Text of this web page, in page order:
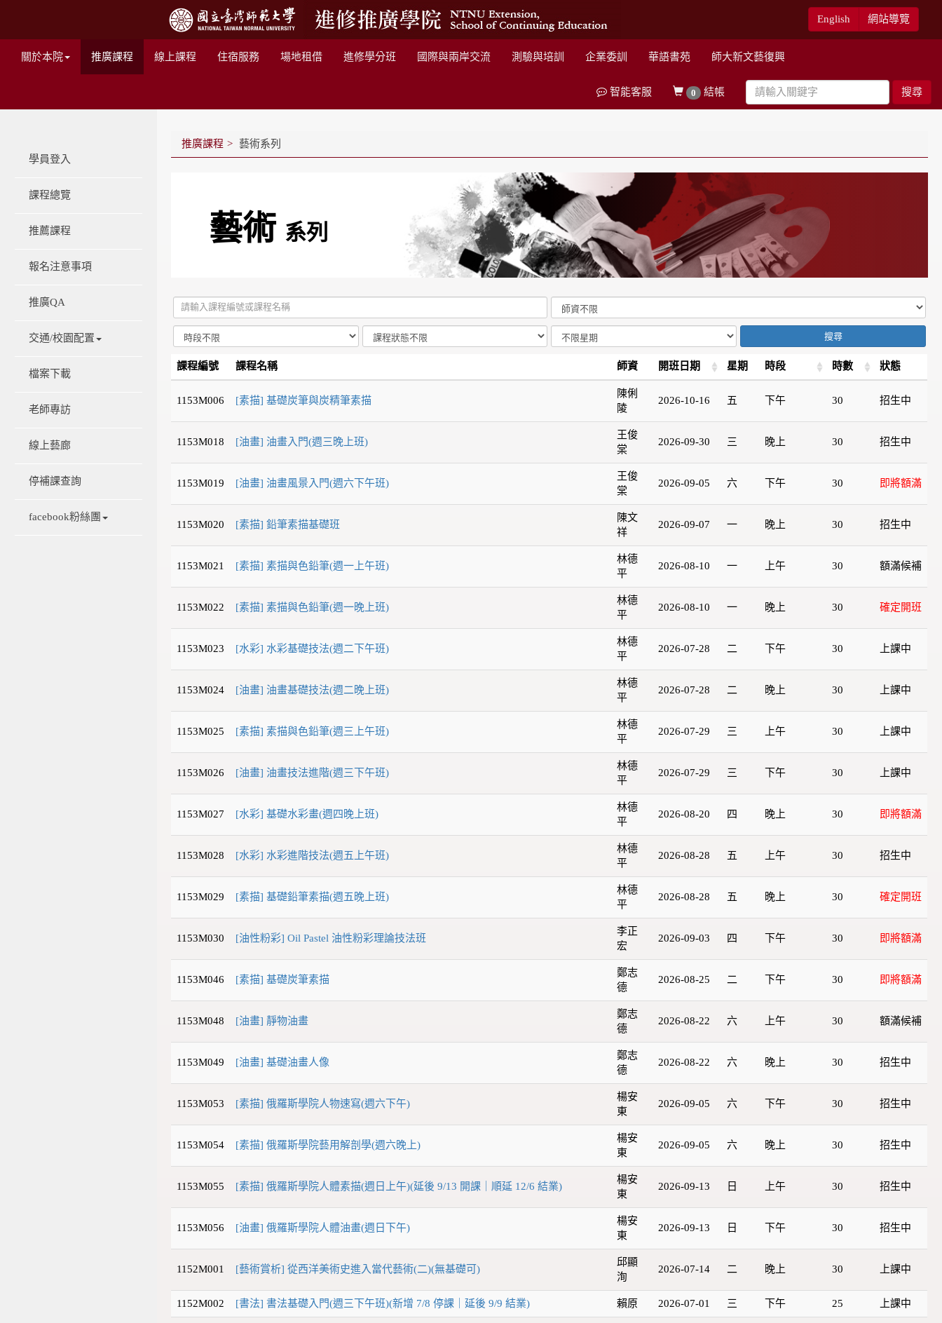
English 網站導覽
關於本院 推廣課程 線上課程 住宿服務 場地租借 進修學分班 國際與兩岸交流 測驗與培訓 企業委訓 華語書苑 師大新文藝復興
搜尋
0 結帳
智能客服
學員登入
課程總覽
推薦課程
報名注意事項
推廣QA
交通/校園配置
檔案下載
老師專訪
線上藝廊
停補課查詢
facebook粉絲團
推廣課程 藝術系列
藝術 系列
搜尋
課程編號 課程名稱 師資 開班日期 星期 時段 時數 狀態
1153M006 [素描] 基礎炭筆與炭精筆素描
陳俐
陵
2026-10-16 五 下午 30 招生中
1153M018 [油畫] 油畫入門(週三晚上班)
王俊
棠
2026-09-30 三 晚上 30 招生中
1153M019 [油畫] 油畫風景入門(週六下午班)
王俊
棠
2026-09-05 六 下午 30 即將額滿
1153M020 [素描] 鉛筆素描基礎班
陳文
祥
2026-09-07 一 晚上 30 招生中
1153M021 [素描] 素描與色鉛筆(週一上午班)
林德
平
2026-08-10 一 上午 30 額滿候補
1153M022 [素描] 素描與色鉛筆(週一晚上班)
林德
平
2026-08-10 一 晚上 30 確定開班
1153M023 [水彩] 水彩基礎技法(週二下午班)
林德
平
2026-07-28 二 下午 30 上課中
1153M024 [油畫] 油畫基礎技法(週二晚上班)
林德
平
2026-07-28 二 晚上 30 上課中
1153M025 [素描] 素描與色鉛筆(週三上午班)
林德
平
2026-07-29 三 上午 30 上課中
1153M026 [油畫] 油畫技法進階(週三下午班)
林德
平
2026-07-29 三 下午 30 上課中
1153M027 [水彩] 基礎水彩畫(週四晚上班)
林德
平
2026-08-20 四 晚上 30 即將額滿
1153M028 [水彩] 水彩進階技法(週五上午班)
林德
平
2026-08-28 五 上午 30 招生中
1153M029 [素描] 基礎鉛筆素描(週五晚上班)
林德
平
2026-08-28 五 晚上 30 確定開班
1153M030 [油性粉彩] Oil Pastel 油性粉彩理論技法班
李正
宏
2026-09-03 四 下午 30 即將額滿
1153M046 [素描] 基礎炭筆素描
鄭志
德
2026-08-25 二 下午 30 即將額滿
1153M048 [油畫] 靜物油畫
鄭志
德
2026-08-22 六 上午 30 額滿候補
1153M049 [油畫] 基礎油畫人像
鄭志
德
2026-08-22 六 晚上 30 招生中
1153M053 [素描] 俄羅斯學院人物速寫(週六下午)
楊安
東
2026-09-05 六 下午 30 招生中
1153M054 [素描] 俄羅斯學院藝用解剖學(週六晚上)
楊安
東
2026-09-05 六 晚上 30 招生中
1153M055 [素描] 俄羅斯學院人體素描(週日上午)(延後 9/13 開課｜順延 12/6 結業)
楊安
東
2026-09-13 日 上午 30 招生中
1153M056 [油畫] 俄羅斯學院人體油畫(週日下午)
楊安
東
2026-09-13 日 下午 30 招生中
1152M001 [藝術賞析] 從西洋美術史進入當代藝術(二)(無基礎可)
邱顯
洵
2026-07-14 二 晚上 30 上課中
1152M002 [書法] 書法基礎入門(週三下午班)(新增 7/8 停課｜延後 9/9 結業) 賴原 2026-07-01 三 下午 25 上課中